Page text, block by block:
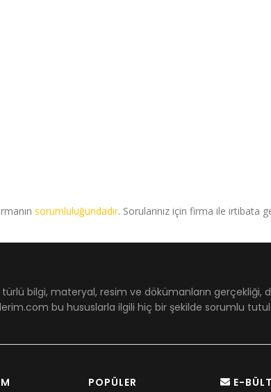
sorumluluğundadır. Sorularınız için firma ile irtibata
bilgi, materyal, resim ve dökümanların
bu hususlarla ilgili hiç bir şekilde sorumlu
POPÜLER E-